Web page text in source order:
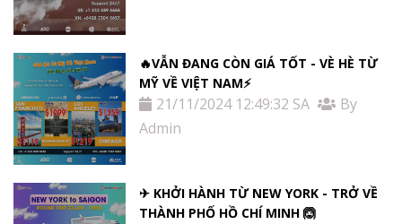
🔥VẪN ĐANG CÒN GIÁ TỐT - VÈ HÈ TỪ
MỸ VỀ VIỆT NAM⚡️
21/11/2024 12:49:32 SA
By
Admin
✈ KHỞI HÀNH TỪ NEW YORK - TRỞ VỀ
THÀNH PHỐ HỒ CHÍ MINH 🙆